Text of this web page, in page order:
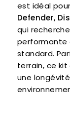
est idéal
Defender,
qui
performante
standard.
terrain, ce
une